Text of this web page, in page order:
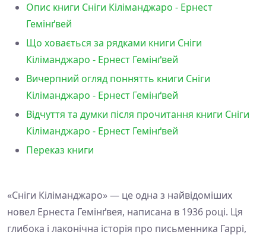
Опис книги Сніги Кіліманджаро - Ернест
Гемінґвей
Що ховається за рядками книги Сніги
Кіліманджаро - Ернест Гемінґвей
Вичерпний огляд поннятть книги Сніги
Кіліманджаро - Ернест Гемінґвей
Відчуття та думки після прочитання книги Сніги
Кіліманджаро - Ернест Гемінґвей
Переказ книги
«Сніги Кіліманджаро» — це одна з найвідоміших
новел Ернеста Гемінґвея, написана в 1936 році. Ця
глибока і лаконічна історія про письменника Гаррі,